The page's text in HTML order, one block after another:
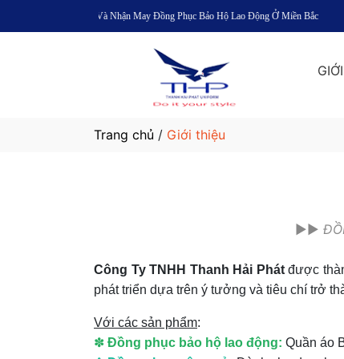
Sản Xuất Và Nhận May Đồng Phục Bảo Hộ Lao Động Ở Miền Bắc
Trang chủ / Giới thiệu
►►
Công Ty TNHH Thanh Hải Phátđược
phát triển dựa trên ý tưởng và tiêu chí trở
Với các sản phẩm:
✽ Đồng phục bảo hộ lao động: Quần áo